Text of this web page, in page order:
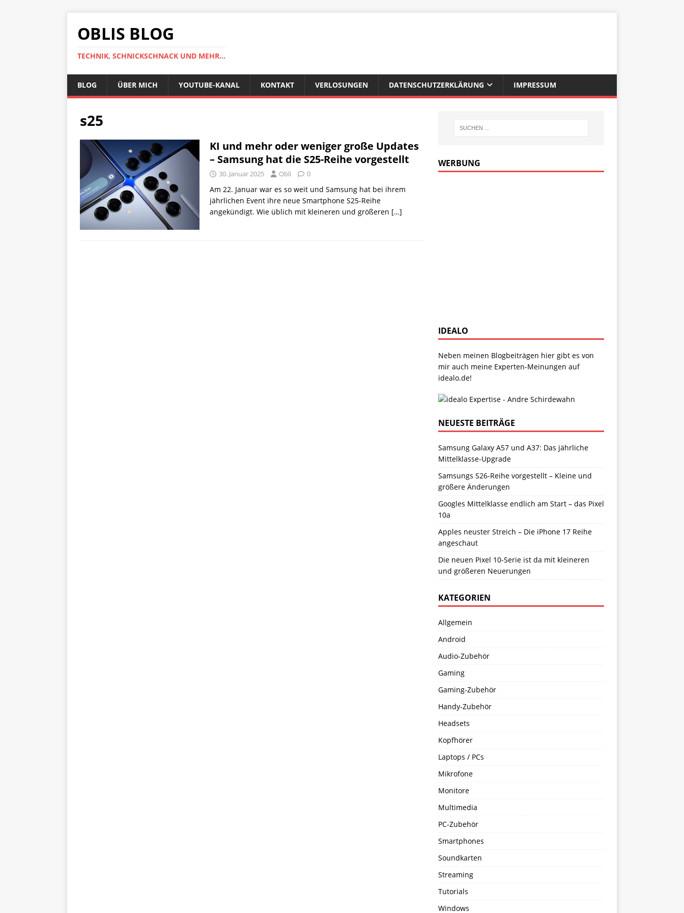
OBLIS BLOG
TECHNIK, SCHNICKSCHNACK UND MEHR...
BLOG ÜBER MICH YOUTUBE-KANAL KONTAKT VERLOSUNGEN DATENSCHUTZERKLÄRUNG IMPRESSUM
s25
KI und mehr oder weniger große Updates
– Samsung hat die S25-Reihe vorgestellt
30. Januar 2025 Obli 0
Am 22. Januar war es so weit und Samsung hat bei ihrem
jährlichen Event ihre neue Smartphone S25-Reihe
angekündigt. Wie üblich mit kleineren und größeren […]
WERBUNG
IDEALO
Neben meinen Blogbeiträgen hier gibt es von
mir auch meine Experten-Meinungen auf
idealo.de!
NEUESTE BEITRÄGE
Samsung Galaxy A57 und A37: Das jährliche
Mittelklasse-Upgrade
Samsungs S26-Reihe vorgestellt – Kleine und
größere Änderungen
Googles Mittelklasse endlich am Start – das Pixel
10a
Apples neuster Streich – Die iPhone 17 Reihe
angeschaut
Die neuen Pixel 10-Serie ist da mit kleineren
und größeren Neuerungen
KATEGORIEN
Allgemein
Android
Audio-Zubehör
Gaming
Gaming-Zubehör
Handy-Zubehör
Headsets
Kopfhörer
Laptops / PCs
Mikrofone
Monitore
Multimedia
PC-Zubehör
Smartphones
Soundkarten
Streaming
Tutorials
Windows